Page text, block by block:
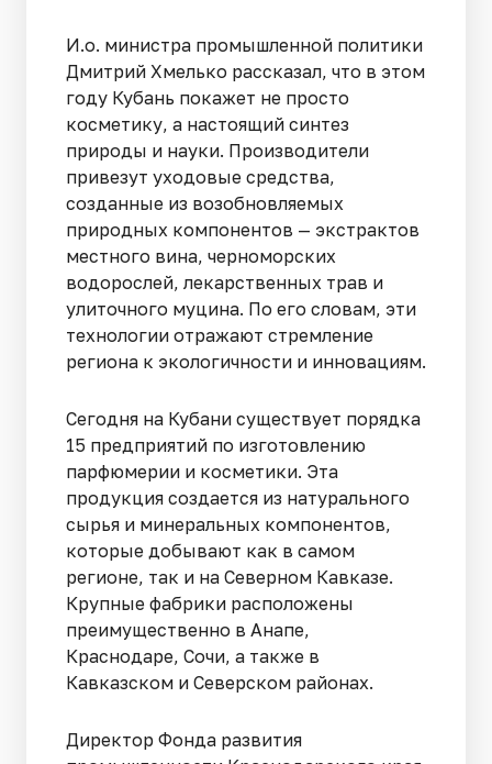
И.о. министра промышленной политики
Дмитрий Хмелько рассказал, что в этом
году Кубань покажет не просто
косметику, а настоящий синтез
природы и науки. Производители
привезут уходовые средства,
созданные из возобновляемых
природных компонентов — экстрактов
местного вина, черноморских
водорослей, лекарственных трав и
улиточного муцина. По его словам, эти
технологии отражают стремление
региона к экологичности и инновациям.
Сегодня на Кубани существует порядка
15 предприятий по изготовлению
парфюмерии и косметики. Эта
продукция создается из натурального
сырья и минеральных компонентов,
которые добывают как в самом
регионе, так и на Северном Кавказе.
Крупные фабрики расположены
преимущественно в Анапе,
Краснодаре, Сочи, а также в
Кавказском и Северском районах.
Директор Фонда развития